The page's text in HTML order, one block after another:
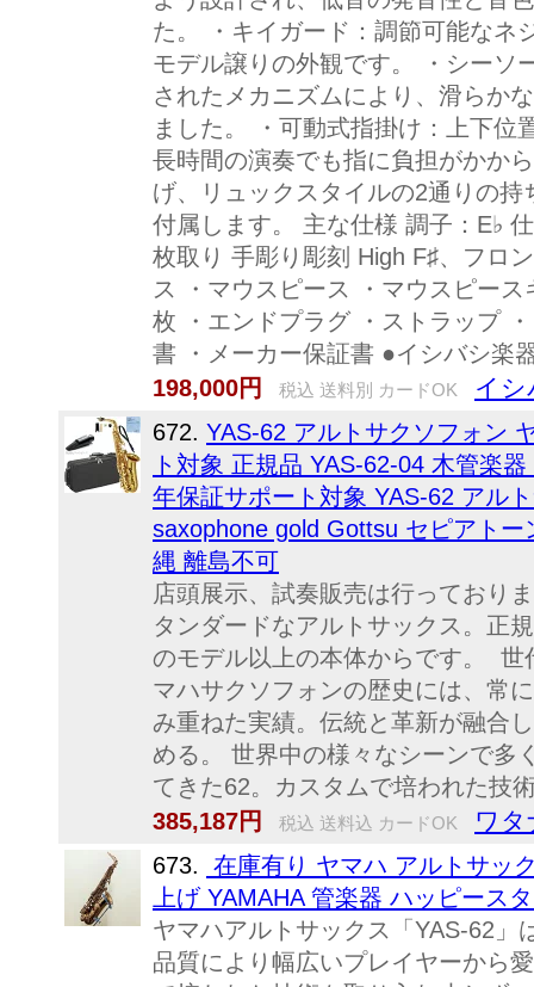
た。 ・キイガード：調節可能なネ
モデル譲りの外観です。 ・シーソ
されたメカニズムにより、滑らか
ました。 ・可動式指掛け：上下位
長時間の演奏でも指に負担がかか
げ、リュックスタイルの2通りの
付属します。 主な仕様 調子：E♭
枚取り 手彫り彫刻 High F♯、フロ
ス ・マウスピース ・マウスピー
枚 ・エンドプラグ ・ストラップ
書 ・メーカー保証書 ●イシバシ楽
198,000円
税込 送料別 カードOK イシ
672. YAS-62 アルトサクソフォン
ト対象 正規品 YAS-62-04 木管楽
年保証サポート対象 YAS-62 アル
saxophone gold Gottsu セピアト
縄 離島不可
店頭展示、試奏販売は行っており
タンダードなアルトサックス。正
のモデル以上の本体からです。
マハサクソフォンの歴史には、常
み重ねた実績。伝統と革新が融合
める。 世界中の様々なシーンで多
てきた62。カスタムで培われた技
385,187円
税込 送料込 カードOK ワタ
673.
在庫有り ヤマハ アルトサッ
上げ YAMAHA 管楽器 ハッピース
ヤマハアルトサックス「YAS-62」
品質により幅広いプレイヤーから